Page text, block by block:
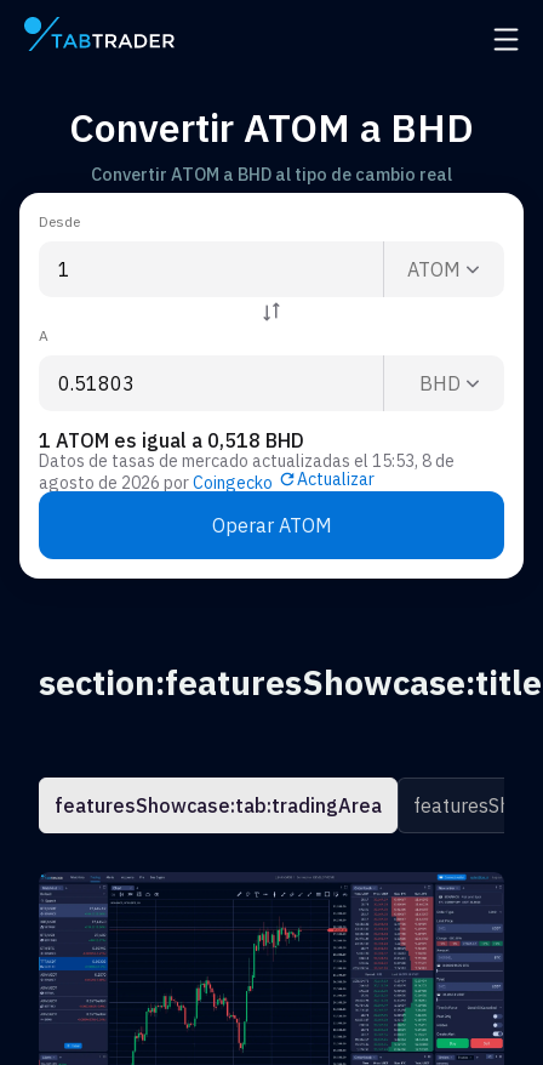
Página principal Abrir
Convertir ATOM a BHD
Convertir ATOM a BHD al tipo de cambio real
Desde
ATOM
A
BHD
1 ATOM es igual a 0,518 BHD
Datos de tasas de mercado actualizadas el 15:53, 8 de
agosto de 2026 porCoingecko Actualizar
Operar ATOM
section:featuresShowcase:title
featuresShowcase:tab:tradingArea